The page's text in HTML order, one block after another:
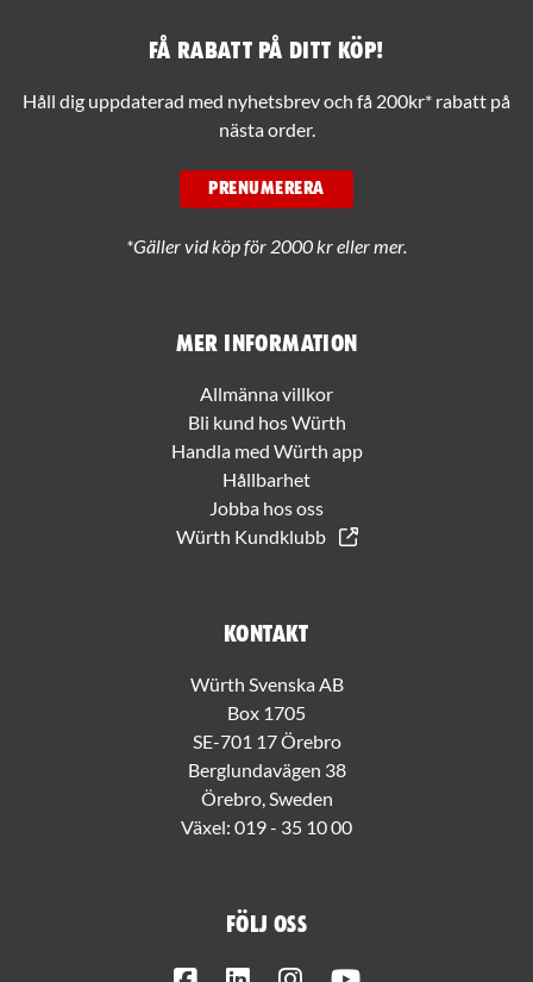
Mer information
Allmänna villkor
Bli kund hos Würth
Handla med Würth app
Hållbarhet
Jobba hos oss
Würth Kundklubb
Kontakt
Würth Svenska AB
Box 1705
SE-701 17 Örebro
Berglundavägen 38
Örebro, Sweden
Växel: 019 - 35 10 00
Följ oss
Få rabatt på ditt köp!
Håll dig uppdaterad med nyhetsbrev och få 200kr* rabatt på
nästa order.
PRENUMERERA
*Gäller vid köp för 2000 kr eller mer.